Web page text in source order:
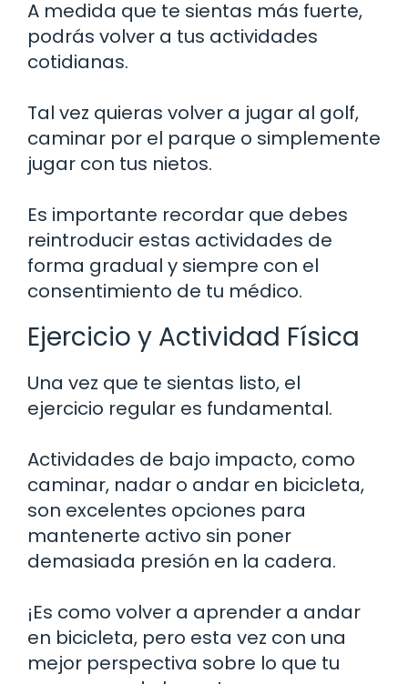
A medida que te sientas más fuerte,
podrás volver a tus actividades
cotidianas.
Tal vez quieras volver a jugar al golf,
caminar por el parque o simplemente
jugar con tus nietos.
Es importante recordar que debes
reintroducir estas actividades de
forma gradual y siempre con el
consentimiento de tu médico.
Ejercicio y Actividad Física
Una vez que te sientas listo, el
ejercicio regular es fundamental.
Actividades de bajo impacto, como
caminar, nadar o andar en bicicleta,
son excelentes opciones para
mantenerte activo sin poner
demasiada presión en la cadera.
¡Es como volver a aprender a andar
en bicicleta, pero esta vez con una
mejor perspectiva sobre lo que tu